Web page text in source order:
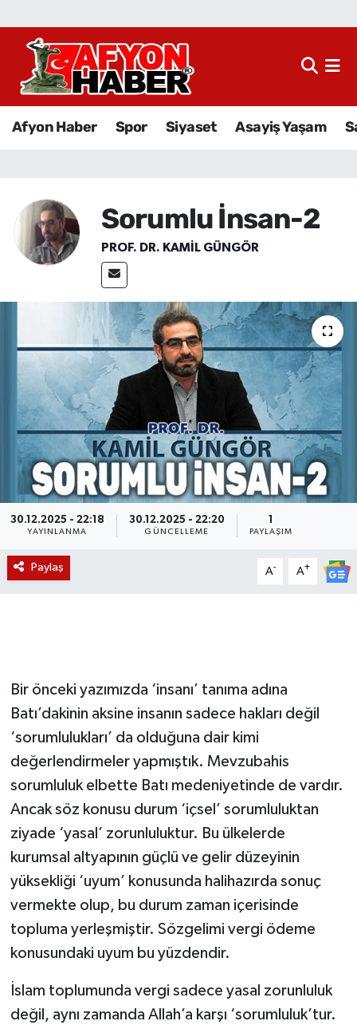
Afyon Haber Spor Siyaset Asayiş Yaşam
Sorumlu İnsan-2
PROF. DR. KAMIL GÜNGÖR
30.12.2025 - 22:18
YAYINLANMA
30.12.2025 - 22:20
GÜNCELLEME PAYLAŞIM
Paylaş A- A+
Bir önceki yazımızda ‘insanı’ tanıma adına
Batı’dakinin aksine insanın sadece hakları değil
‘sorumlulukları’ da olduğuna dair kimi
değerlendirmeler yapmıştık. Mevzubahis
sorumluluk elbette Batı medeniyetinde de vardır.
Ancak söz konusu durum ‘içsel’ sorumluluktan
ziyade ‘yasal’ zorunluluktur. Bu ülkelerde
kurumsal altyapının güçlü ve gelir düzeyinin
yüksekliği ‘uyum’ konusunda halihazırda sonuç
vermekte olup, bu durum zaman içerisinde
topluma yerleşmiştir. Sözgelimi vergi ödeme
konusundaki uyum bu yüzdendir.
İslam toplumunda vergi sadece yasal zorunluluk
değil, aynı zamanda Allah’a karşı ‘sorumluluk’tur.
Afyon Haber
Sağlık
Eğitim
Sivil Toplum
Ekonomi
Magazin
Etkinlikler